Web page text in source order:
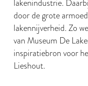
lakenindustrie.
door de grote
lakennijverheid. Zo
van Museum De
inspiratiebron voor
Lieshout.